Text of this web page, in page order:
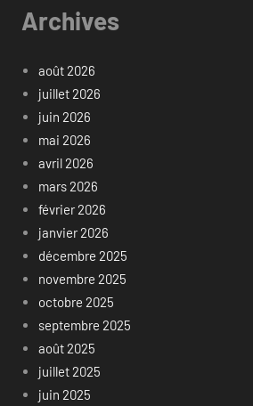
Archives
août 2026
juillet 2026
juin 2026
mai 2026
avril 2026
mars 2026
février 2026
janvier 2026
décembre 2025
novembre 2025
octobre 2025
septembre 2025
août 2025
juillet 2025
juin 2025